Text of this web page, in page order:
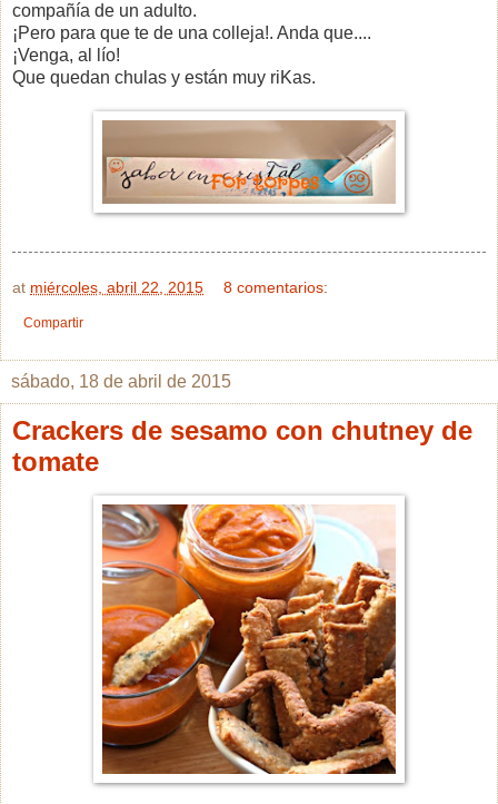
compañía de un adulto.
¡Pero para que te de una colleja!. Anda que....
¡Venga, al lío!
Que quedan chulas y están muy riKas.
at miércoles, abril 22, 2015 8 comentarios:
Compartir
sábado, 18 de abril de 2015
Crackers de sesamo con chutney de
tomate